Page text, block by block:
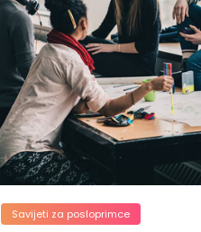
Savijeti za posloprimce